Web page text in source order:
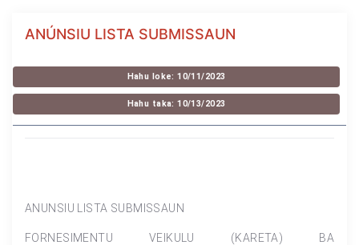
ANÚNSIU LISTA SUBMISSAUN
Hahu loke: 10/11/2023
Hahu taka: 10/13/2023
ANUNSIU LISTA SUBMISSAUN
FORNESIMENTU VEIKULU (KARETA) BA